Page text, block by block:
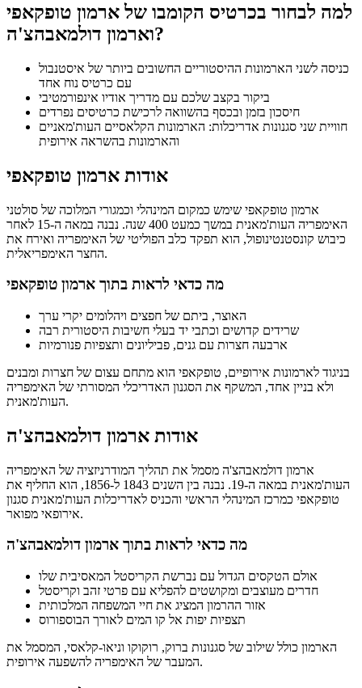
למה לבחור בכרטיס הקומבו של ארמון טופקאפי
וארמון דולמאבהצ'ה?
כניסה לשני הארמונות ההיסטוריים החשובים ביותר של איסטנבול
עם כרטיס נוח אחד
ביקור בקצב שלכם עם מדריך אודיו אינפורמטיבי
חיסכון בזמן ובכסף בהשוואה לרכישת כרטיסים נפרדים
חוויית שני סגנונות אדריכלות: הארמונות הקלאסיים העות'מאניים
והארמונות בהשראה אירופית
אודות ארמון טופקאפי
ארמון טופקאפי שימש כמקום המינהלי וכמגורי המלוכה של סולטני
האימפריה העות'מאנית במשך כמעט 400 שנה. נבנה במאה ה-15 לאחר
כיבוש קונסטנטינופול, הוא תפקד כלב הפוליטי של האימפריה ואירח את
החצר האימפריאלית.
מה כדאי לראות בתוך ארמון טופקאפי
האוצר, ביתם של חפצים ויהלומים יקרי ערך
שרידים קדושים וכתבי יד בעלי חשיבות היסטורית רבה
ארבעה חצרות עם גנים, פביליונים ותצפיות פנורמיות
בניגוד לארמונות אירופיים, טופקאפי הוא מתחם עצום של חצרות ומבנים
ולא בניין אחד, המשקף את הסגנון האדריכלי המסורתי של האימפריה
העות'מאנית.
אודות ארמון דולמאבהצ'ה
ארמון דולמאבהצ'ה מסמל את תהליך המודרניזציה של האימפריה
העות'מאנית במאה ה-19. נבנה בין השנים 1843 ל-1856, הוא החליף את
טופקאפי כמרכז המינהלי הראשי והכניס לאדריכלות העות'מאנית סגנון
אירופאי מפואר.
מה כדאי לראות בתוך ארמון דולמאבהצ'ה
אולם הטקסים הגדול עם נברשת הקריסטל המאסיבית שלו
חדרים מעוצבים ומקושטים להפליא עם פרטי זהב וקריסטל
אזור ההרמון המציג את חיי המשפחה המלכותית
תצפיות יפות אל קו המים לאורך הבוספורוס
הארמון כולל שילוב של סגנונות ברוק, רוקוקו וניאו-קלאסי, המסמל את
המעבר של האימפריה להשפעה אירופית.